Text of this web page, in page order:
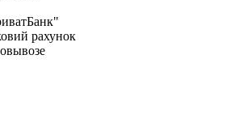
рахунок